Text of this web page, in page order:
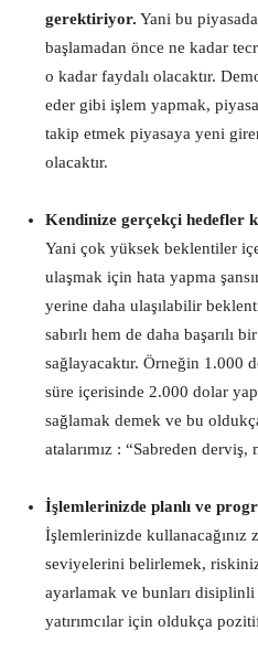
gerektiriyor. Yani bu
başlamadan önce ne kadar
o kadar faydalı olacaktır.
eder gibi işlem yapmak,
takip etmek piyasaya yeni
olacaktır.
Kendinize gerçekçi hedefler
Yani çok yüksek beklentiler
ulaşmak için hata yapma
yerine daha ulaşılabilir
sabırlı hem de daha başarılı
sağlayacaktır. Örneğin 1.000
süre içerisinde 2.000 dolar
sağlamak demek ve bu
atalarımız : “Sabreden derviş,
İşlemlerinizde planlı ve
İşlemlerinizde kullanacağınız
seviyelerini belirlemek,
ayarlamak ve bunları
yatırımcılar için oldukça